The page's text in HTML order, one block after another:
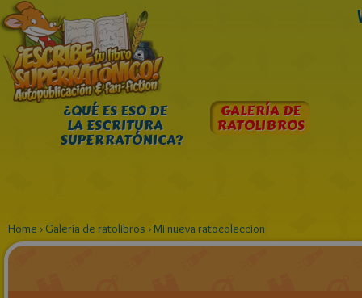
¿QUÉ ES ESO DE
LA ESCRITURA
SUPERRATÓNICA?
GALERÍA DE
RATOLIBROS
Home › Galería de ratolibros ›Mi nueva ratocoleccion